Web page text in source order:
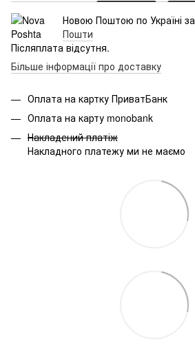
Новою Поштою по Україні за
Пошти
Післяплата відсутня.
Більше інформації про доставку
Оплата на картку ПриватБанк
Оплата на карту monobank
Накладений платіж
Накладного платежу ми не маємо